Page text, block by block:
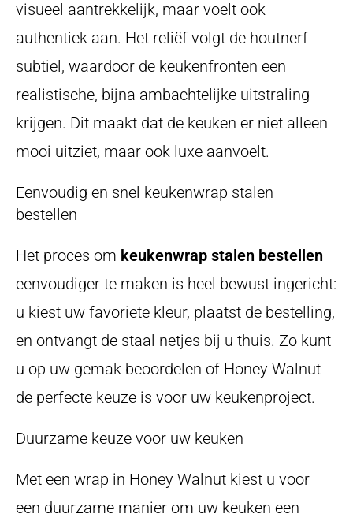
visueel aantrekkelijk, maar voelt ook
authentiek aan. Het reliëf volgt de houtnerf
subtiel, waardoor de keukenfronten een
realistische, bijna ambachtelijke uitstraling
krijgen. Dit maakt dat de keuken er niet alleen
mooi uitziet, maar ook luxe aanvoelt.
Eenvoudig en snel keukenwrap stalen
bestellen
Het proces om keukenwrap stalen bestellen
eenvoudiger te maken is heel bewust ingericht:
u kiest uw favoriete kleur, plaatst de bestelling,
en ontvangt de staal netjes bij u thuis. Zo kunt
u op uw gemak beoordelen of Honey Walnut
de perfecte keuze is voor uw keukenproject.
Duurzame keuze voor uw keuken
Met een wrap in Honey Walnut kiest u voor
een duurzame manier om uw keuken een